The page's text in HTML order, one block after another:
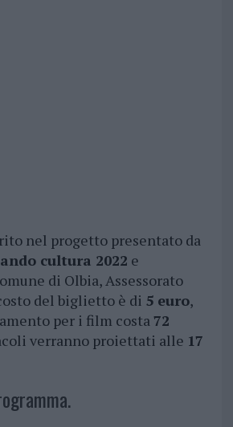
nel progetto presentato da
cultura 2022 e
di Olbia, Assessorato
del biglietto è di 5 euro,
per i film costa72
verranno proiettati alle 17